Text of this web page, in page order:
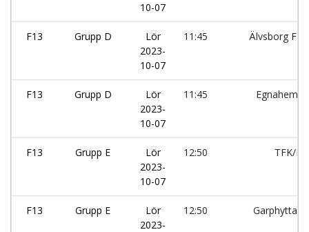
10-07
F13 Grupp D
Lör
2023-
10-07
11:45 Älvsborg
F13 Grupp D
Lör
2023-
10-07
11:45 Egnahems
F13 Grupp E
Lör
2023-
10-07
12:50 TFK/
F13 Grupp E
Lör
2023-
12:50